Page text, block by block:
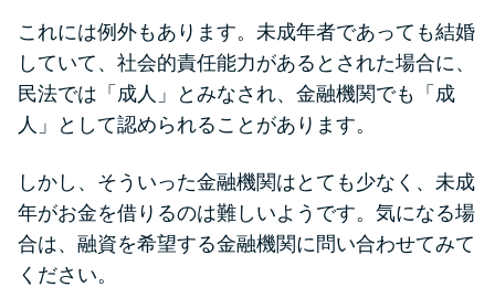
090金融（闇金）からお金を借り
てはいけない理由と借りた場合
の対処法
申し込みブラックとは?判断の目
安や審査に通らない理由
これには例外もあります。未成年者であっても結婚
していて、社会的責任能力があるとされた場合に、
民法では「成人」とみなされ、金融機関でも「成
人」として認められることがあります。
しかし、そういった金融機関はとても少なく、未成
年がお金を借りるのは難しいようです。気になる場
合は、融資を希望する金融機関に問い合わせてみて
ください。